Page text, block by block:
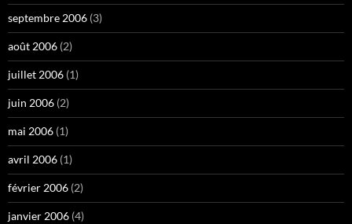
septembre 2006 (3)
août 2006 (2)
juillet 2006 (1)
juin 2006 (2)
mai 2006 (1)
avril 2006 (1)
février 2006 (2)
janvier 2006 (4)